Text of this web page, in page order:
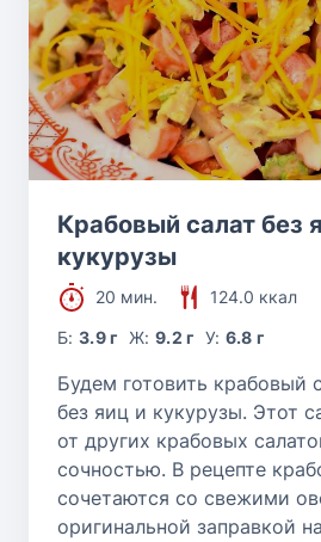
Крабовый салат без
кукурузы
20 мин.
124.0 ккал
Б:3.9 г Ж: 9.2 г У: 6.8 г
Будем готовить крабовый
без яиц и кукурузы. Этот
от других крабовых
сочностью. В рецепте
сочетаются со свежими
оригинальной заправкой